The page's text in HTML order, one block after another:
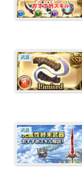
武器
武器